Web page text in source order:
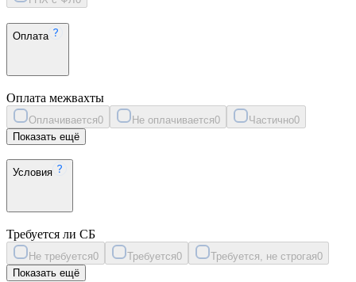
Оплата
Оплата межвахты
Оплачивается0 Не оплачивается0 Частично0
Показать ещё
Условия
Требуется ли СБ
Не требуется0 Требуется0 Требуется, не строгая0
Показать ещё